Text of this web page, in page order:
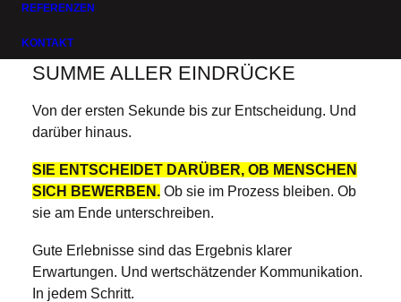
REFERENZEN
KONTAKT
CANDIDATE EXPERIENCE IST DIE
SUMME ALLER EINDRÜCKE
Von der ersten Sekunde bis zur Entscheidung. Und
darüber hinaus.
SIE ENTSCHEIDET DARÜBER, OB MENSCHEN
SICH BEWERBEN. Ob sie im Prozess bleiben. Ob
sie am Ende unterschreiben.
Gute Erlebnisse sind das Ergebnis klarer
Erwartungen. Und wertschätzender Kommunikation.
In jedem Schritt.